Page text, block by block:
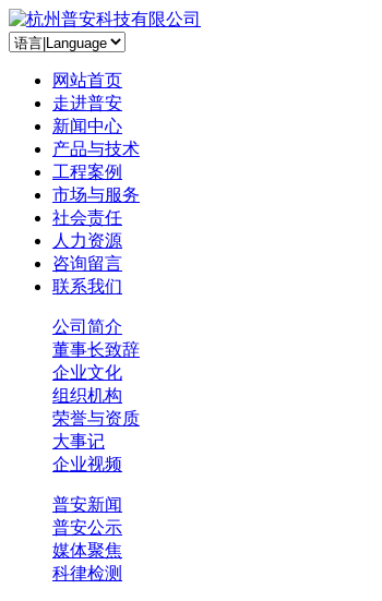
网站首页
走进普安
新闻中心
产品与技术
工程案例
市场与服务
社会责任
人力资源
咨询留言
联系我们
公司简介
董事长致辞
企业文化
组织机构
荣誉与资质
大事记
企业视频
普安新闻
普安公示
媒体聚焦
科律检测